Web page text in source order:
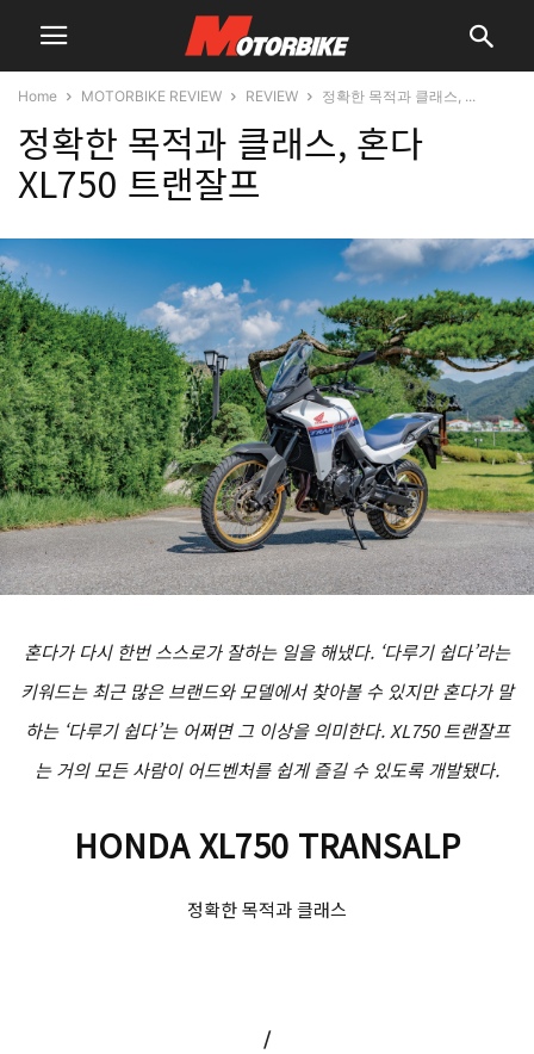
Home MOTORBIKE REVIEW REVIEW 정확한 목적과 클래스, ...
정확한 목적과 클래스, 혼다
XL750 트랜잘프
혼다가 다시 한번 스스로가 잘하는 일을 해냈다. ‘다루기 쉽다’라는
키워드는 최근 많은 브랜드와 모델에서 찾아볼 수 있지만 혼다가 말
하는 ‘다루기 쉽다’는 어쩌면 그 이상을 의미한다. XL750 트랜잘프
는 거의 모든 사람이 어드벤처를 쉽게 즐길 수 있도록 개발됐다.
HONDA XL750 TRANSALP
정확한 목적과 클래스
/